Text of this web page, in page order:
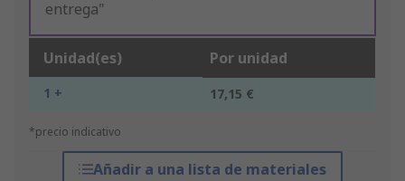
entrega"
Unidad(es) Por unidad
1 + 17,15 €
*precio indicativo
Añadir a una lista de materiales